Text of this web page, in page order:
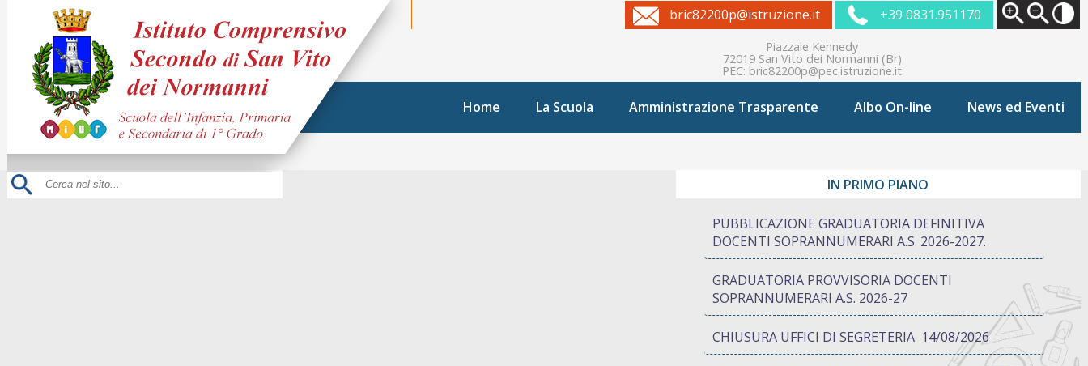
bric82200p@istruzione.it +39 0831.951170
Piazzale Kennedy
72019 San Vito dei Normanni (Br)
PEC: bric82200p@pec.istruzione.it
Home La Scuola Amministrazione Trasparente Albo On-line News ed Eventi
IN PRIMO PIANO
PUBBLICAZIONE GRADUATORIA DEFINITIVA
DOCENTI SOPRANNUMERARI A.S. 2026-2027.
GRADUATORIA PROVVISORIA DOCENTI
SOPRANNUMERARI A.S. 2026-27
CHIUSURA UFFICI DI SEGRETERIA 14/08/2026